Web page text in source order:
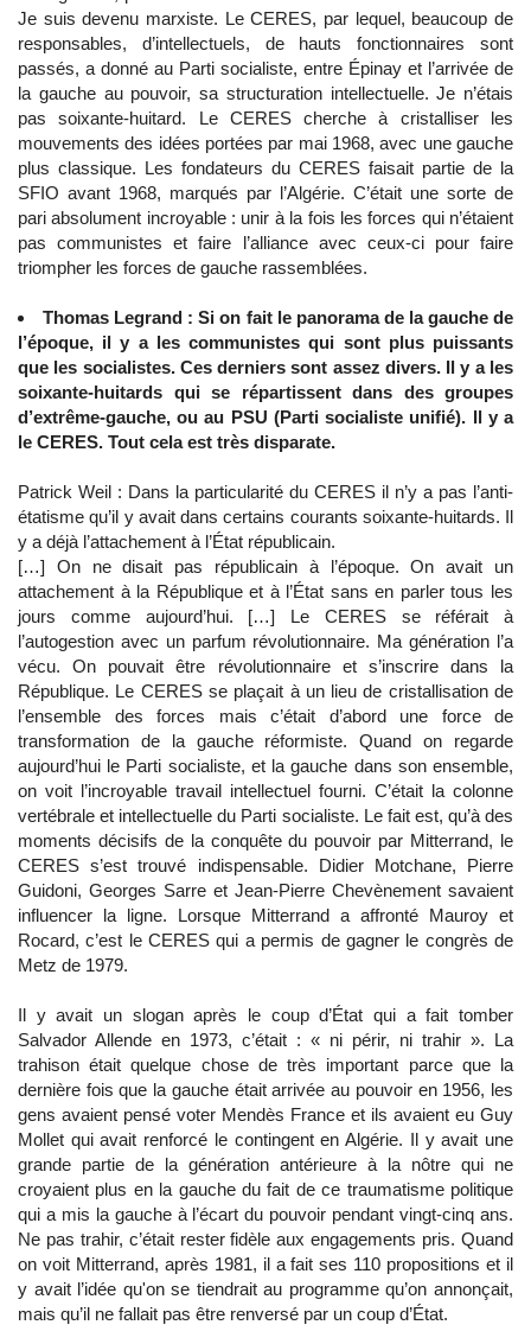
Je suis devenu marxiste. Le CERES, par lequel, beaucoup de
responsables, d’intellectuels, de hauts fonctionnaires sont
passés, a donné au Parti socialiste, entre Épinay et l’arrivée de
la gauche au pouvoir, sa structuration intellectuelle. Je n’étais
pas soixante-huitard. Le CERES cherche à cristalliser les
mouvements des idées portées par mai 1968, avec une gauche
plus classique. Les fondateurs du CERES faisait partie de la
SFIO avant 1968, marqués par l’Algérie. C’était une sorte de
pari absolument incroyable : unir à la fois les forces qui n’étaient
pas communistes et faire l’alliance avec ceux-ci pour faire
triompher les forces de gauche rassemblées.
Thomas Legrand : Si on fait le panorama de la gauche de
l’époque, il y a les communistes qui sont plus puissants
que les socialistes. Ces derniers sont assez divers. Il y a les
soixante-huitards qui se répartissent dans des groupes
d’extrême-gauche, ou au PSU (Parti socialiste unifié). Il y a
le CERES. Tout cela est très disparate.
Patrick Weil : Dans la particularité du CERES il n’y a pas l’anti-
étatisme qu’il y avait dans certains courants soixante-huitards. Il
y a déjà l’attachement à l’État républicain.
[…] On ne disait pas républicain à l’époque. On avait un
attachement à la République et à l’État sans en parler tous les
jours comme aujourd’hui. […] Le CERES se référait à
l’autogestion avec un parfum révolutionnaire. Ma génération l’a
vécu. On pouvait être révolutionnaire et s’inscrire dans la
République. Le CERES se plaçait à un lieu de cristallisation de
l’ensemble des forces mais c’était d’abord une force de
transformation de la gauche réformiste. Quand on regarde
aujourd’hui le Parti socialiste, et la gauche dans son ensemble,
on voit l’incroyable travail intellectuel fourni. C’était la colonne
vertébrale et intellectuelle du Parti socialiste. Le fait est, qu’à des
moments décisifs de la conquête du pouvoir par Mitterrand, le
CERES s’est trouvé indispensable. Didier Motchane, Pierre
Guidoni, Georges Sarre et Jean-Pierre Chevènement savaient
influencer la ligne. Lorsque Mitterrand a affronté Mauroy et
Rocard, c’est le CERES qui a permis de gagner le congrès de
Metz de 1979.
Il y avait un slogan après le coup d’État qui a fait tomber
Salvador Allende en 1973, c’était : « ni périr, ni trahir ». La
trahison était quelque chose de très important parce que la
dernière fois que la gauche était arrivée au pouvoir en 1956, les
gens avaient pensé voter Mendès France et ils avaient eu Guy
Mollet qui avait renforcé le contingent en Algérie. Il y avait une
grande partie de la génération antérieure à la nôtre qui ne
croyaient plus en la gauche du fait de ce traumatisme politique
qui a mis la gauche à l’écart du pouvoir pendant vingt-cinq ans.
Ne pas trahir, c’était rester fidèle aux engagements pris. Quand
on voit Mitterrand, après 1981, il a fait ses 110 propositions et il
y avait l’idée qu'on se tiendrait au programme qu’on annonçait,
mais qu’il ne fallait pas être renversé par un coup d’État.